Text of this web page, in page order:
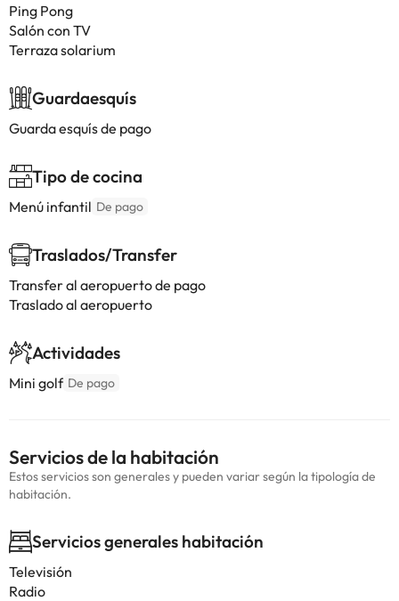
Ping Pong
Salón con TV
Terraza solarium
Guardaesquís
Guarda esquís de pago
Tipo de cocina
Menú infantil De pago
Traslados/Transfer
Transfer al aeropuerto de pago
Traslado al aeropuerto
Actividades
Mini golf De pago
Servicios de la habitación
Estos servicios son generales y pueden variar según la tipología de
habitación.
Servicios generales habitación
Televisión
Radio